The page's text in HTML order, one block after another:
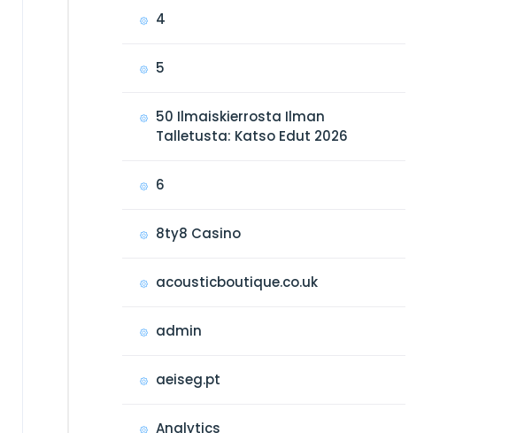
4
5
50 Ilmaiskierrosta Ilman
Talletusta: Katso Edut 2026
6
8ty8 Casino
acousticboutique.co.uk
admin
aeiseg.pt
Analytics